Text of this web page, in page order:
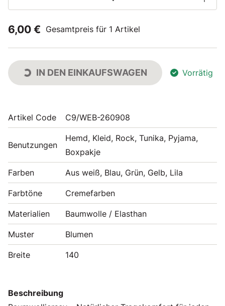
6,00 € Gesamtpreis für 1 Artikel
IN DEN EINKAUFSWAGEN Vorrätig
Artikel Code C9/WEB-260908
Benutzungen
Hemd, Kleid, Rock, Tunika, Pyjama,
Boxpakje
Farben Aus weiß, Blau, Grün, Gelb, Lila
Farbtöne Cremefarben
Materialien Baumwolle / Elasthan
Muster Blumen
Breite 140
Beschreibung